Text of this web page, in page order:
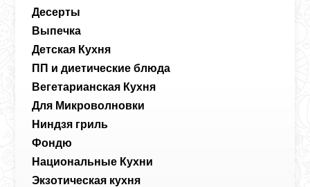
Десерты
Выпечка
Детская Кухня
ПП и диетические блюда
Вегетарианская Кухня
Для Микроволновки
Ниндзя гриль
Фондю
Национальные Кухни
Экзотическая кухня